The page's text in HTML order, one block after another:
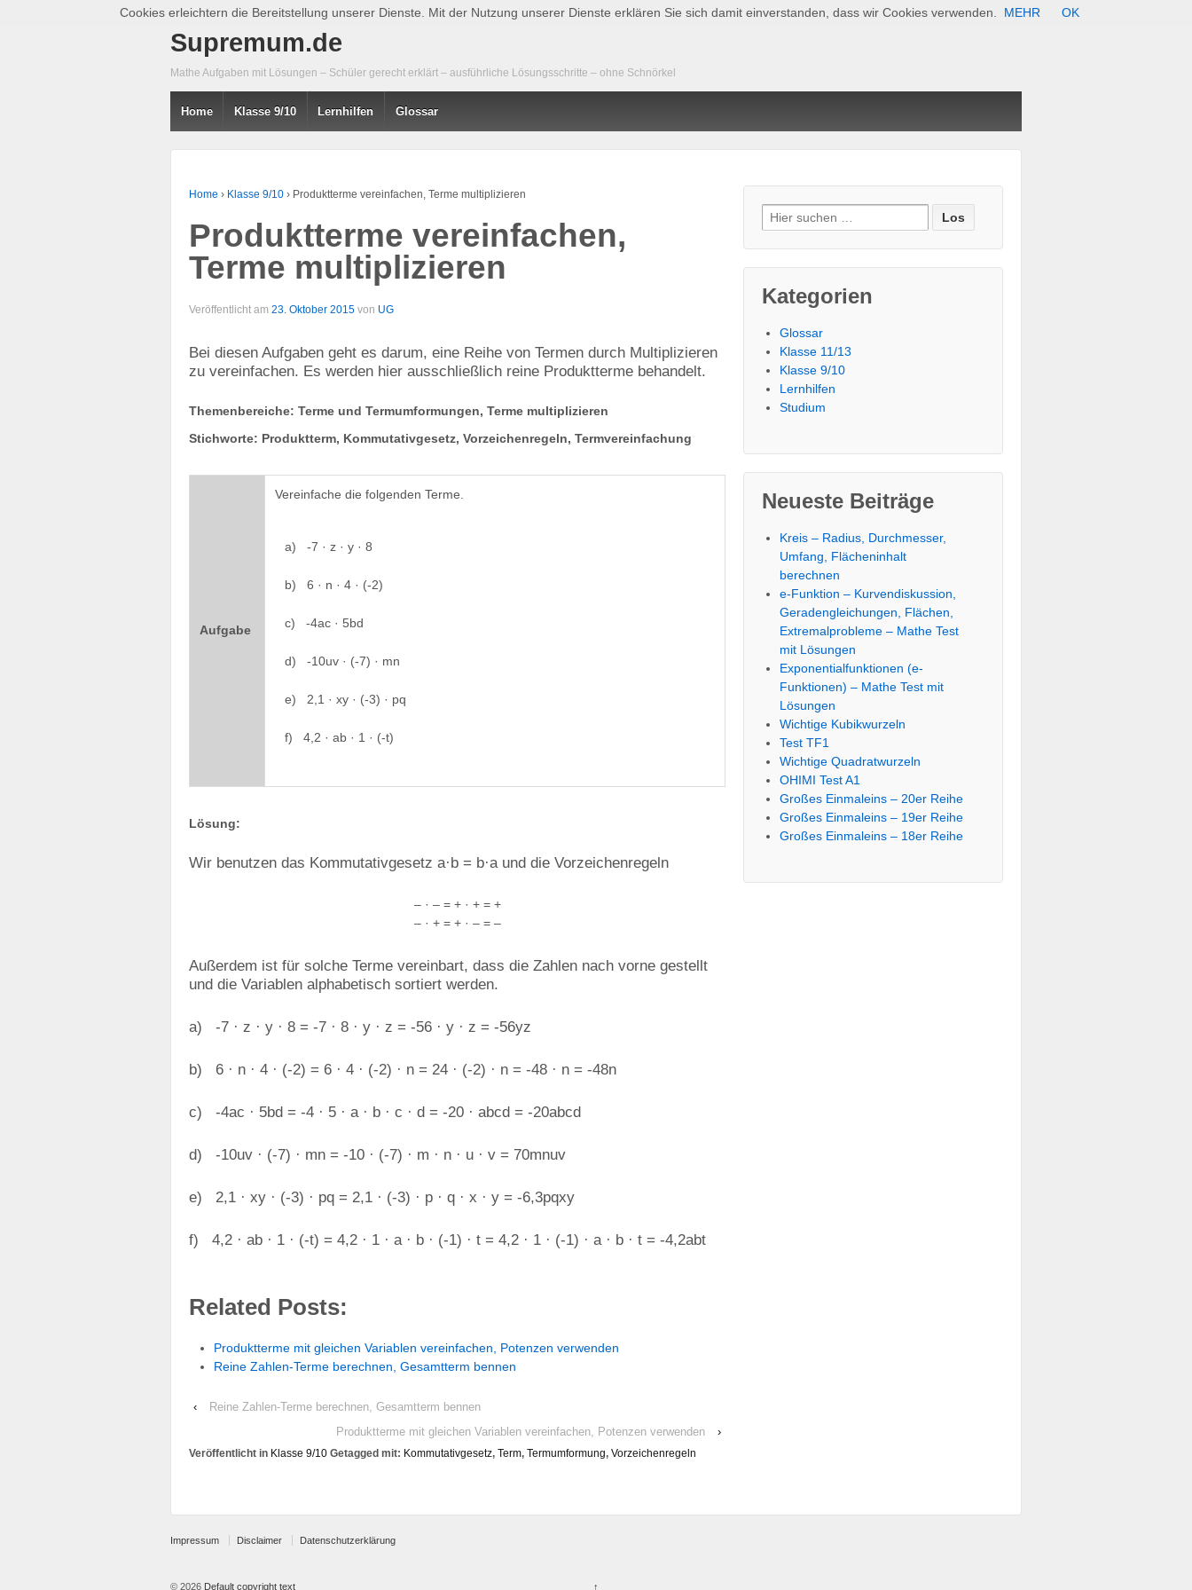
Supremum.de
Mathe Aufgaben mit Lösungen – Schüler gerecht erklärt – ausführliche Lösungsschritte – ohne Schnörkel
Home Klasse 9/10 Lernhilfen Glossar
Home › Klasse 9/10 › Produktterme vereinfachen, Terme multiplizieren
Produktterme vereinfachen,
Terme multiplizieren
Veröffentlicht am 23. Oktober 2015 von UG
Bei diesen Aufgaben geht es darum, eine Reihe von Termen durch Multiplizieren
zu vereinfachen. Es werden hier ausschließlich reine Produktterme behandelt.
Themenbereiche: Terme und Termumformungen, Terme multiplizieren
Stichworte: Produktterm, Kommutativgesetz, Vorzeichenregeln, Termvereinfachung
Aufgabe
Vereinfache die folgenden Terme.
a) -7 · z · y · 8
b) 6 · n · 4 · (-2)
c) -4ac · 5bd
d) -10uv · (-7) · mn
e) 2,1 · xy · (-3) · pq
f) 4,2 · ab · 1 · (-t)
Lösung:
Wir benutzen das Kommutativgesetz a·b = b·a und die Vorzeichenregeln
– · – = + · + = +
– · + = + · – = –
Außerdem ist für solche Terme vereinbart, dass die Zahlen nach vorne gestellt
und die Variablen alphabetisch sortiert werden.
a) -7 · z · y · 8 = -7 · 8 · y · z = -56 · y · z = -56yz
b) 6 · n · 4 · (-2) = 6 · 4 · (-2) · n = 24 · (-2) · n = -48 · n = -48n
c) -4ac · 5bd = -4 · 5 · a · b · c · d = -20 · abcd = -20abcd
d) -10uv · (-7) · mn = -10 · (-7) · m · n · u · v = 70mnuv
e) 2,1 · xy · (-3) · pq = 2,1 · (-3) · p · q · x · y = -6,3pqxy
f) 4,2 · ab · 1 · (-t) = 4,2 · 1 · a · b · (-1) · t = 4,2 · 1 · (-1) · a · b · t = -4,2abt
Related Posts:
Produktterme mit gleichen Variablen vereinfachen, Potenzen verwenden
Reine Zahlen-Terme berechnen, Gesamtterm bennen
‹
Reine Zahlen-Terme berechnen, Gesamtterm bennen
Produktterme mit gleichen Variablen vereinfachen, Potenzen verwenden
›
Veröffentlicht in Klasse 9/10 Getagged mit: Kommutativgesetz, Term, Termumformung, Vorzeichenregeln
Suche nach:
Kategorien
Glossar
Klasse 11/13
Klasse 9/10
Lernhilfen
Studium
Neueste Beiträge
Kreis – Radius, Durchmesser,
Umfang, Flächeninhalt
berechnen
e-Funktion – Kurvendiskussion,
Geradengleichungen, Flächen,
Extremalprobleme – Mathe Test
mit Lösungen
Exponentialfunktionen (e-
Funktionen) – Mathe Test mit
Lösungen
Wichtige Kubikwurzeln
Test TF1
Wichtige Quadratwurzeln
OHIMI Test A1
Großes Einmaleins – 20er Reihe
Großes Einmaleins – 19er Reihe
Großes Einmaleins – 18er Reihe
Impressum Disclaimer Datenschutzerklärung
© 2026 Default copyright text ↑
Cookies erleichtern die Bereitstellung unserer Dienste. Mit der Nutzung unserer Dienste erklären Sie sich damit einverstanden, dass wir Cookies verwenden. MEHR OK